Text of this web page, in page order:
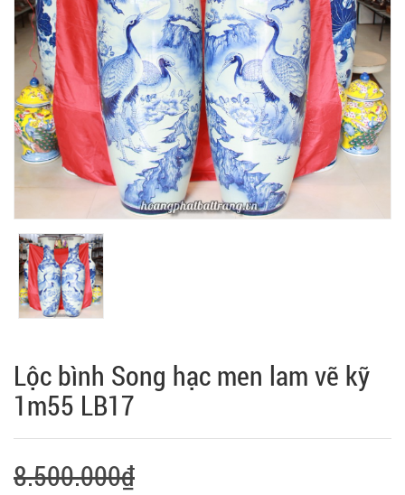
Lộc bình Song hạc men lam vẽ kỹ
1m55 LB17
8.500.000₫